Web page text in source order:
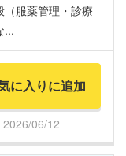
（服薬管理・診療
...
に入りに追加
06/12